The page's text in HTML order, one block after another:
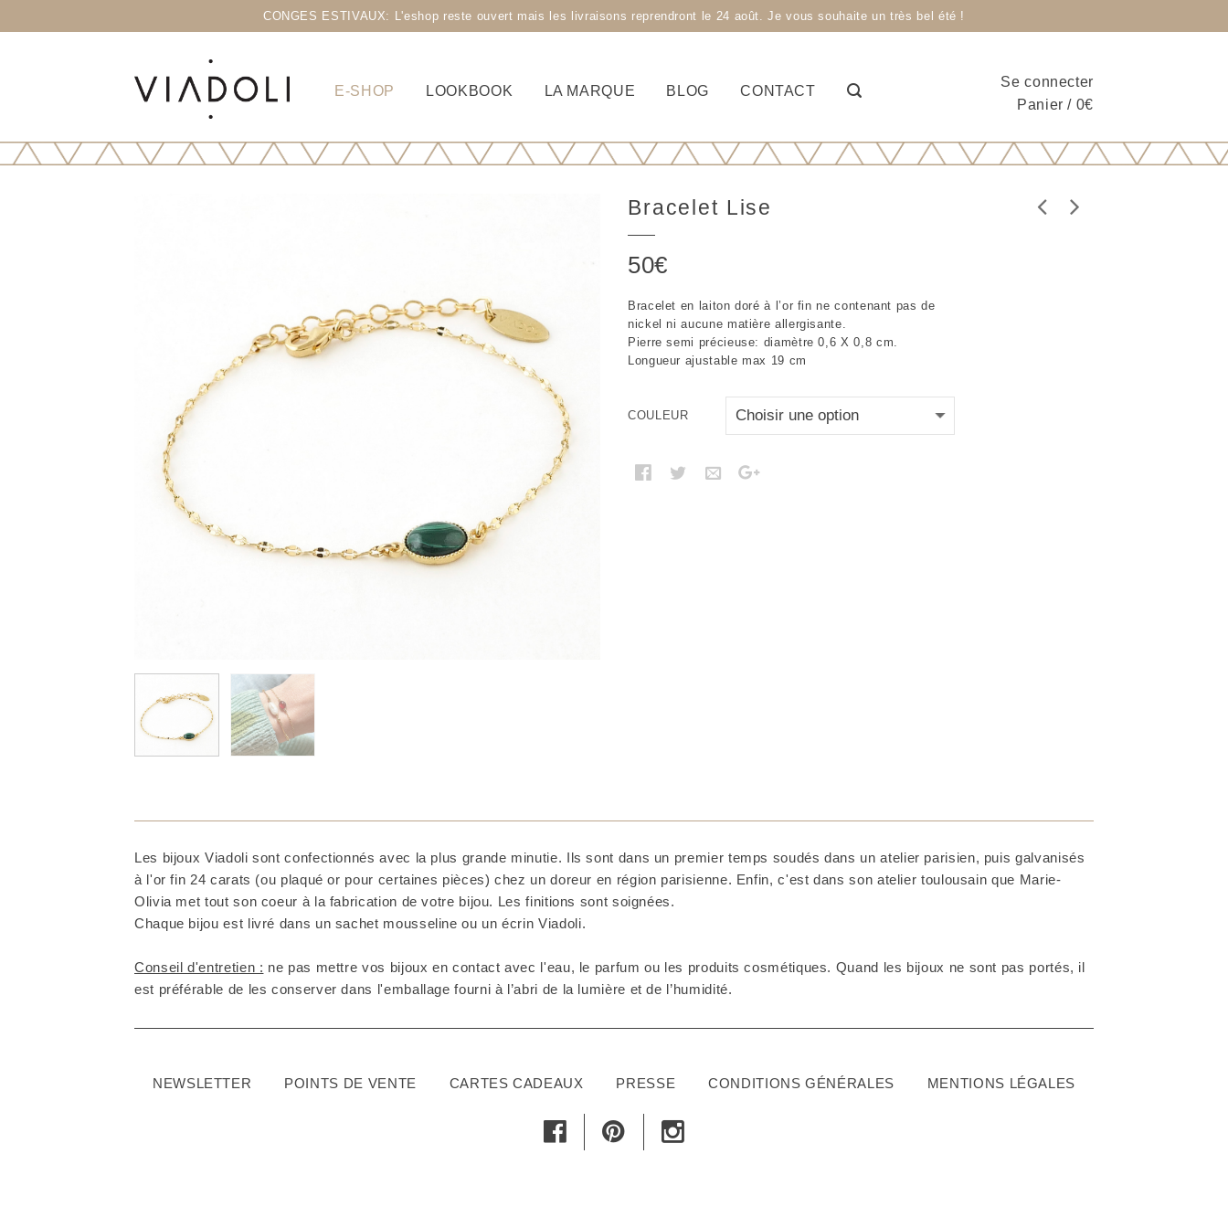
CONGES ESTIVAUX: L'eshop reste ouvert mais les livraisons reprendront le 24 août. Je vous souhaite un très bel été !
E-SHOP LOOKBOOK LA MARQUE BLOG CONTACT
Se connecter
Panier / 0€
Bracelet Lise
50€
Bracelet en laiton doré à l’or fin ne contenant pas de
nickel ni aucune matière allergisante.
Pierre semi précieuse: diamètre 0,6 X 0,8 cm.
Longueur ajustable max 19 cm
COULEUR
Les bijoux Viadoli sont confectionnés avec la plus grande minutie. Ils sont dans un premier temps soudés dans un atelier parisien, puis galvanisés
à l'or fin 24 carats (ou plaqué or pour certaines pièces) chez un doreur en région parisienne. Enfin, c'est dans son atelier toulousain que Marie-
Olivia met tout son coeur à la fabrication de votre bijou. Les finitions sont soignées.
Chaque bijou est livré dans un sachet mousseline ou un écrin Viadoli.
Conseil d'entretien : ne pas mettre vos bijoux en contact avec l'eau, le parfum ou les produits cosmétiques. Quand les bijoux ne sont pas portés, il
est préférable de les conserver dans l'emballage fourni à l’abri de la lumière et de l’humidité.
NEWSLETTER POINTS DE VENTE CARTES CADEAUX PRESSE CONDITIONS GÉNÉRALES MENTIONS LÉGALES